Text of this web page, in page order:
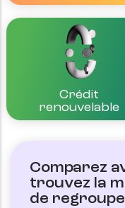
Crédit
renouvelable
Comparez
trouvez la
de